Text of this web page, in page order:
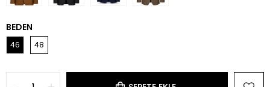
BEDEN
46 48